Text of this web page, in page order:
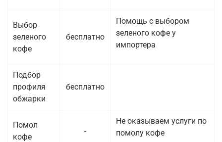
Выбор
зеленого
кофе
бесплатно
Помощь с выбором
зеленого кофе у
импортера
Подбор
профиля
обжарки
бесплатно
Помол
кофе
-
Не оказываем услуги по
помолу кофе